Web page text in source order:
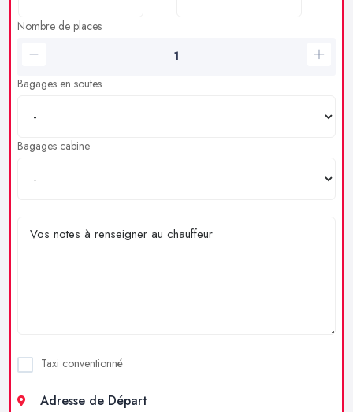
Nombre de places
Bagages en soutes
Bagages cabine
Taxi conventionné
Adresse de Départ